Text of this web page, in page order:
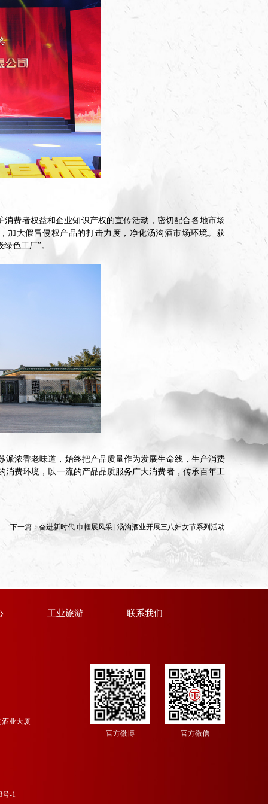
消费者权益和企业知识产权的宣传活动，密切配合各地市场
加大假冒侵权产品的打击力度，净化汤沟酒市场环境。获
色工厂”。
派浓香老味道，始终把产品质量作为发展生命线，生产消费
费环境，以一流的产品品质服务广大消费者，传承百年工
下一篇：奋进新时代 巾帼展风采 | 汤沟酒业开展三八妇女节系列活动
工业旅游 联系我们
业大厦
官方微博
官方微信
号-1